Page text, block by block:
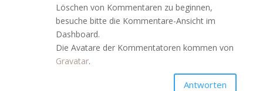
Löschen von Kommentaren zu beginnen,
besuche bitte die Kommentare-Ansicht im
Dashboard.
Die Avatare der Kommentatoren kommen von
Gravatar.
Antworten